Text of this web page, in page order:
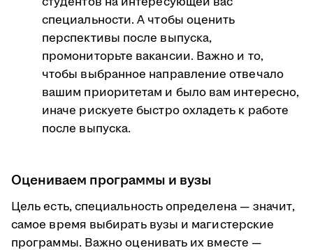
специальности. А чтобы оценить
перспективы после выпуска,
промониторьте вакансии. Важно и то,
чтобы выбранное направление отвечало
вашим приоритетам и было вам интересно,
иначе рискуете быстро охладеть к работе
после выпуска.
Оцениваем программы и вузы
Цель есть, специальность определена — значит,
самое время выбирать вузы и магистерские
программы. Важно оценивать их вместе —